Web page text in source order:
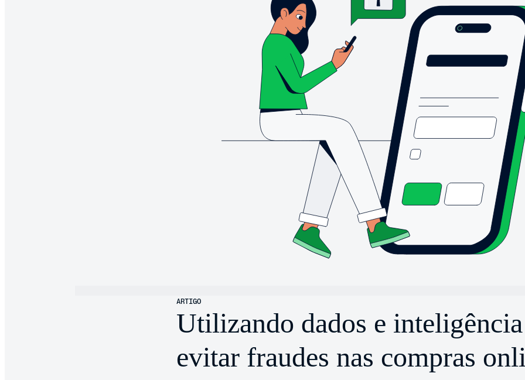
ARTIGO
Utilizando dados e
evitar fraudes nas compras